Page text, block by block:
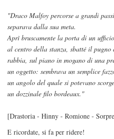
"Draco Malfoy percorse a grandi
separava dalla sua meta.
Aprì bruscamente la porta di un
al centro della stanza, sbatté il pugno
rabbia, sul piano in mogano di una
un oggetto: sembrava un semplice
un angolo del quale si potevano
un dozzinale filo bordeaux."
[Drastoria - Hinny - Romione -
E ricordate, si fa per ridere!